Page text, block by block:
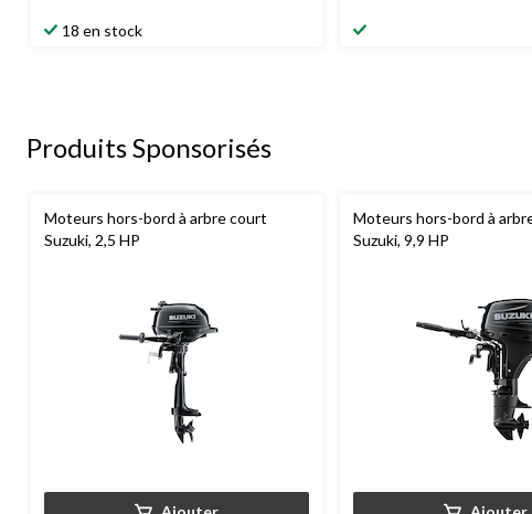
18 en stock
Produits Sponsorisés
Moteurs hors-bord à arbre court
Suzuki, 2,5 HP
Moteurs hors-bord à
Suzuki, 9,9 HP